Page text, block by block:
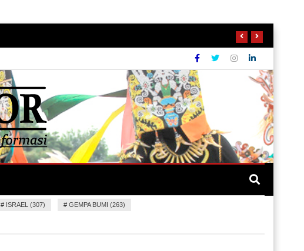
# ISRAEL (307) # GEMPA BUMI (263)